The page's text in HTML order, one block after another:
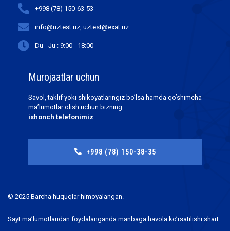
+998 (78) 150-63-53
info@uztest.uz, uztest@exat.uz
Du - Ju : 9:00 - 18:00
Murojaatlar uchun
Savol, taklif yoki shikoyatlaringiz bo’lsa hamda qo’shimcha
ma’lumotlar olish uchun bizning
ishonch telefonimiz
+998 (78) 150-38-35
© 2025 Barcha huquqlar himoyalangan.
Sayt ma’lumotlaridan foydalanganda manbaga havola ko’rsatilishi shart.